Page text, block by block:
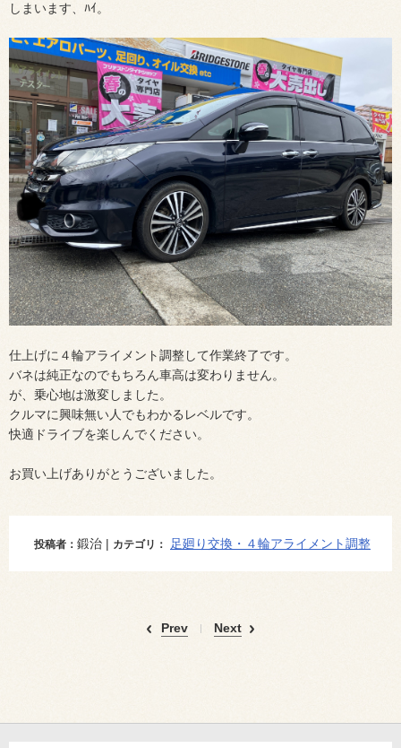
しまいます、ﾊｲ。
仕上げに４輪アライメント調整して作業終了です。
バネは純正なのでもちろん車高は変わりません。
が、乗心地は激変しました。
クルマに興味無い人でもわかるレベルです。
快適ドライブを楽しんでください。
お買い上げありがとうございました。
投稿者： 鍛治 | カテゴリ： 足廻り交換・４輪アライメント調整
Prev Next